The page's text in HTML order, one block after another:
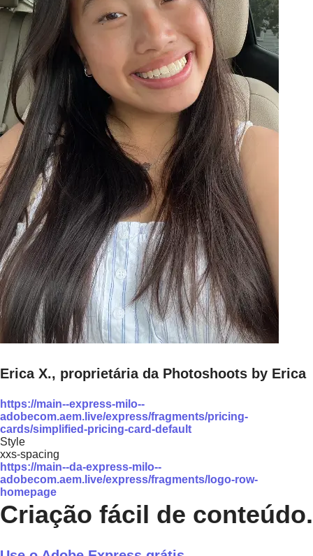
Erica X., proprietária da Photoshoots by Erica
https://main--express-milo--
adobecom.aem.live/express/fragments/pricing-
cards/simplified-pricing-card-default
Style
xxs-spacing
https://main--da-express-milo--
adobecom.aem.live/express/fragments/logo-row-
homepage
Criação fácil de conteúdo.